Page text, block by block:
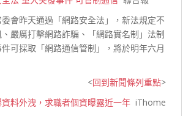
會昨天通過「網路安全法」，新法規定不
嚴厲打擊網路詐騙、「網路實名制」法制
可採取「網路通信管制」，將於明年六月
<回到新聞條列重點>
料外洩，求職者個資曝露近一年 iThome